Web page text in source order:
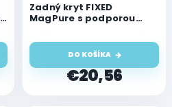
Zadný kryt FIXED
MagPure s podporou
iPhone 14 Plus, číry
€20,56
DO KOŠÍKA